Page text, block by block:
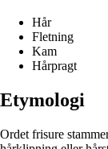
Hår
Fletning
Kam
Hårpragt
Etymologi
Ordet frisure